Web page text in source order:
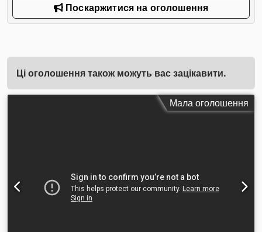
Поскаржитися на оголошення
Ці оголошення також можуть вас зацікавити.
Мала оголошення